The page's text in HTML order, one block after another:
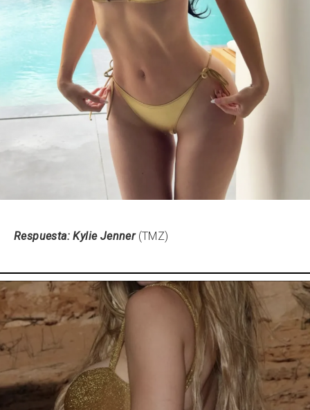
Respuesta: Kylie Jenner(TMZ)